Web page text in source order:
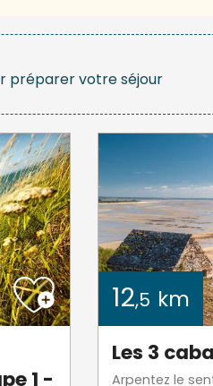
préparer votre séjour
1 -
12,5 km
Les 3
Arpentez le